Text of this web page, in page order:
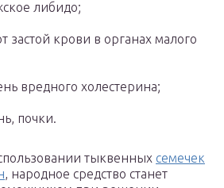
либидо;
застой крови в органах малого
вредного холестерина;
почки.
тыквенных семечек
, народное средство станет